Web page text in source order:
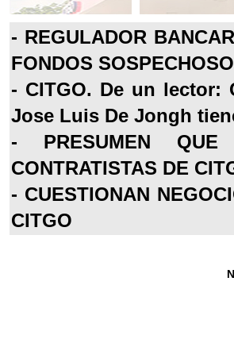
- REGULADOR
FONDOS
- CITGO. De un lector:
Jose Luis De Jongh
- PRESUMEN
CONTRATISTAS DE
- CUESTIONAN
CITGO